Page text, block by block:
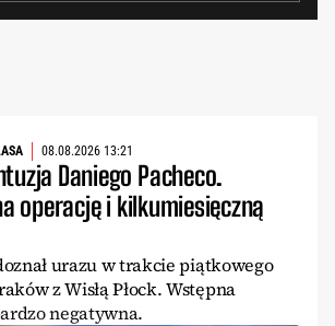
08.08.2026 13:21
Daniego Pacheco.
operację i kilkumiesięczną
urazu w trakcie piątkowego
z Wisłą Płock. Wstępna
negatywna.